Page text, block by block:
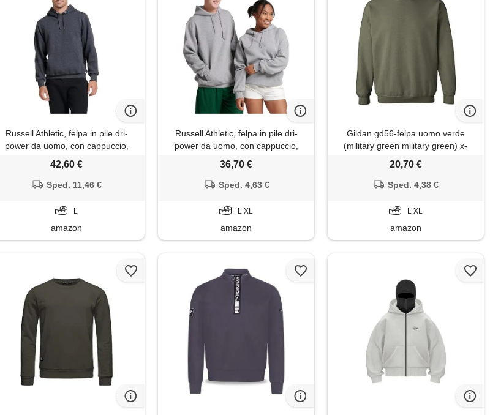
Russell Athletic, felpa in pile dri-
power da uomo, con cappuccio,
vestibilità comoda, taglie s-4x, large
42,60 €
Sped. 11,46 €
L
amazon
Russell Athletic, felpa in pile dri-
power da uomo, con cappuccio,
vestibilità comoda, taglie s-4x, x-
large
36,70 €
Sped. 4,63 €
L XL
amazon
Gildan gd56-felpa uomo verde
(military green military green) x-
20,70 €
Sped. 4,38 €
L XL
amazon